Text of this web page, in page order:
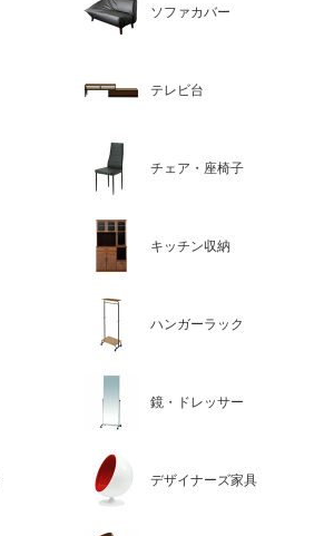
ソファカバー
テレビ台
チェア・座椅子
キッチン収納
ハンガーラック
鏡・ドレッサー
デザイナーズ家具